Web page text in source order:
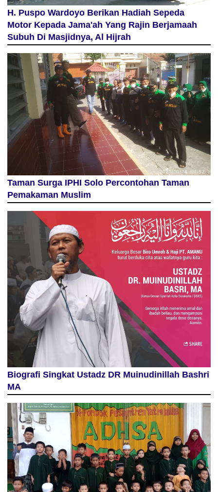
H. Puspo Wardoyo Berikan Hadiah Sepeda
Motor Kepada Jama'ah Yang Rajin Berjamaah
Subuh Di Masjidnya, Al Hijrah
Taman Surga IPHI Solo Percontohan Taman
Pemakaman Muslim
Biografi Singkat Ustadz DR Muinudinillah Bashri
MA